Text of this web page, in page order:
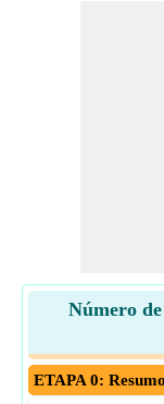
Número
ETAPA 0: